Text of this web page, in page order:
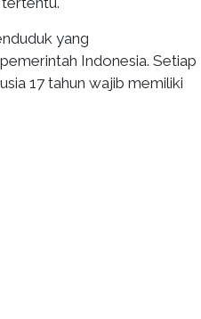
yang
Indonesia. Setiap
17 tahun wajib memiliki